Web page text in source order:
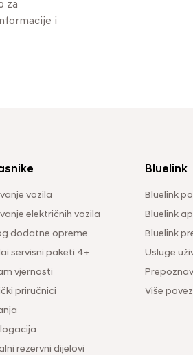
za
i
vozila
električnih vozila
dodatne opreme
servisni paketi 4+
vjernosti
priručnici
rezervni dijelovi
Bluelink
Bluelink
Bluelink
Bluelink
Usluge
Više